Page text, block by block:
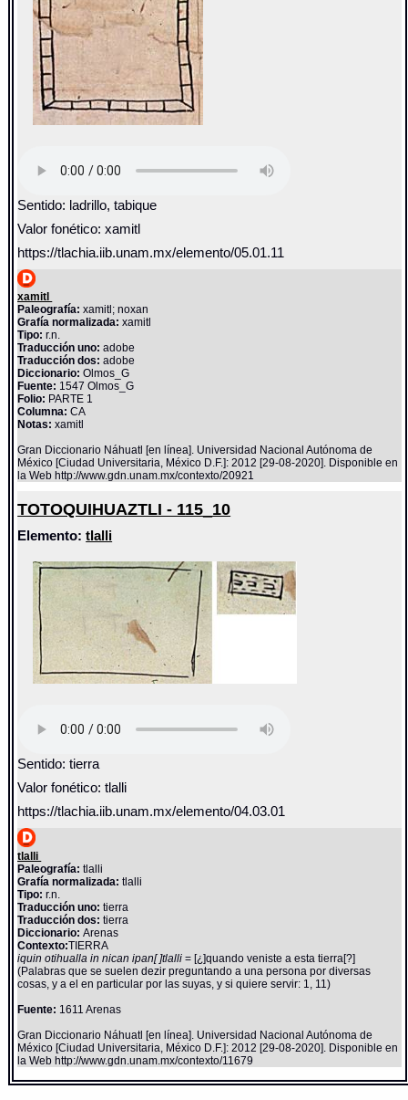
Sentido: ladrillo, tabique
Valor fonético: xamitl
https://tlachia.iib.unam.mx/elemento/05.01.11
xamitl
Paleografía: xamitl; noxan
Grafía normalizada: xamitl
Tipo: r.n.
Traducción uno: adobe
Traducción dos: adobe
Diccionario:Olmos_G
Fuente: 1547 Olmos_G
Folio: PARTE 1
Columna: CA
Notas: xamitl
Gran Diccionario Náhuatl [en línea]. Universidad Nacional Autónoma de
México [Ciudad Universitaria, México D.F.]: 2012 [29-08-2020]. Disponible en
la Web http://www.gdn.unam.mx/contexto/20921
TOTOQUIHUAZTLI - 115_10
Elemento:tlalli
Sentido: tierra
Valor fonético: tlalli
https://tlachia.iib.unam.mx/elemento/04.03.01
tlalli
Paleografía: tlalli
Grafía normalizada: tlalli
Tipo: r.n.
Traducción uno: tierra
Traducción dos: tierra
Diccionario:Arenas
Contexto:TIERRA
iquin otihualla in nican ipan[ ]tlalli= [¿]quando veniste a esta tierra[?]
(Palabras que se suelen dezir preguntando a una persona por diversas
cosas, y a el en particular por las suyas, y si quiere servir: 1, 11)
Fuente: 1611 Arenas
Gran Diccionario Náhuatl [en línea]. Universidad Nacional Autónoma de
México [Ciudad Universitaria, México D.F.]: 2012 [29-08-2020]. Disponible en
la Web http://www.gdn.unam.mx/contexto/11679